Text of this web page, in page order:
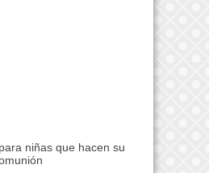
niñas que hacen su